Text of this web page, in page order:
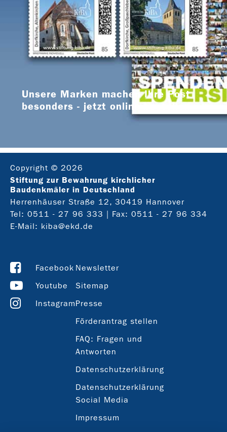
Unsere Marken machen Ihre Post
besonders - jetzt online bestellen
Copyright © 2026
Stiftung zur Bewahrung kirchlicher
Baudenkmäler in Deutschland
Herrenhäuser Straße 12, 30419 Hannover
Tel: 0511 - 27 96 333 | Fax: 0511 - 27 96 334
E-Mail: kiba@ekd.de
Facebook
Youtube
Instagram
Newsletter
Sitemap
Presse
Förderantrag stellen
FAQ: Fragen und
Antworten
Datenschutzerklärung
Datenschutzerklärung
Social Media
Impressum